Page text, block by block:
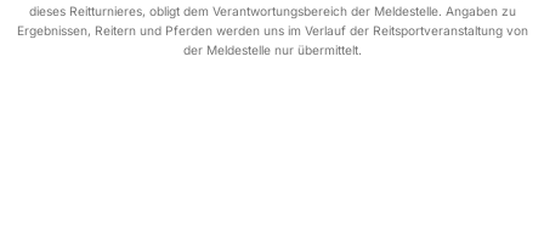
dieses Reitturnieres, obligt dem Verantwortungsbereich der Meldestelle. Angaben zu
Ergebnissen, Reitern und Pferden werden uns im Verlauf der Reitsportveranstaltung von
der Meldestelle nur übermittelt.